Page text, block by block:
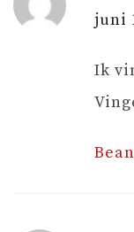
juni
Ik